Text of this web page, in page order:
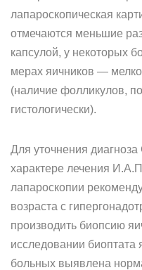
лапароскопичес­кая
отмечаются меньшие
капсулой, у некоторых
мерах яичников —
(наличие фоллику­лов,
гистологически).
Для уточнения
характере ле­чения
лапароскопии
возраста с
производить биопсию
иссле­довании биоптата
больных выявлена